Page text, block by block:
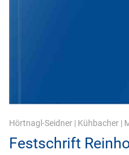
Hörtnagl-Seidner | Kühbacher |
Festschrift